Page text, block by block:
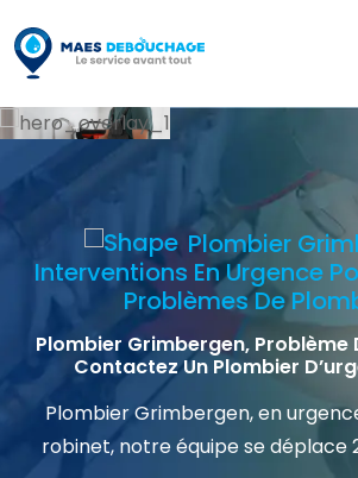
Plombier
Interventions En Urgence
Problèmes De
Plombier Grimbergen, Problème
Contactez Un Plombier
Plombier Grimbergen, en
robinet, notre équipe se déplace